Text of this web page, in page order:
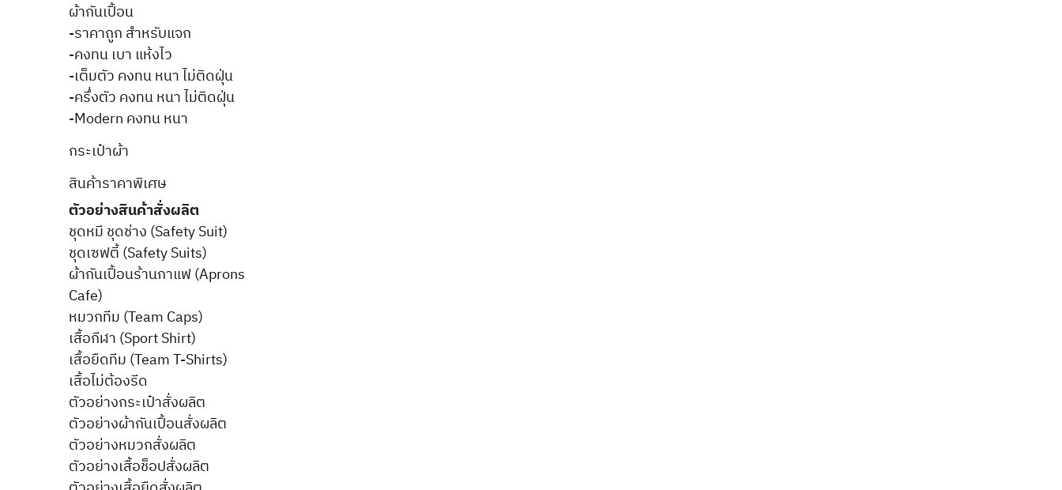
ผ้ากันเปื้อน
-ราคาถูก สำหรับแจก
-คงทน เบา แห้งไว
-เต็มตัว คงทน หนา ไม่ติดฝุ่น
-ครึ่งตัว คงทน หนา ไม่ติดฝุ่น
-Modern คงทน หนา
กระเป๋าผ้า
สินค้าราคาพิเศษ
ตัวอย่างสินค้าสั่งผลิต
ชุดหมี ชุดช่าง (Safety Suit)
ชุดเซฟตี้ (Safety Suits)
ผ้ากันเปื้อนร้านกาแฟ (Aprons
Cafe)
หมวกทีม (Team Caps)
เสื้อกีฬา (Sport Shirt)
เสื้อยืดทีม (Team T-Shirts)
เสื้อไม่ต้องรีด
ตัวอย่างกระเป๋าสั่งผลิต
ตัวอย่างผ้ากันเปื้อนสั่งผลิต
ตัวอย่างหมวกสั่งผลิต
ตัวอย่างเสื้อช็อปสั่งผลิต